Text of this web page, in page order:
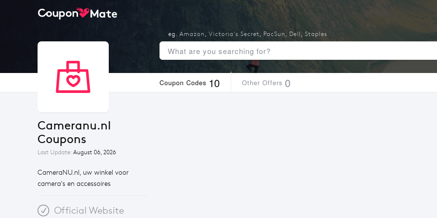
Coupon Codes 10 Other Offers 0
Cameranu.nl
Coupons
Last Update: August 06, 2026
CameraNU.nl, uw winkel voor
camera's en accessoires
Official Website
eg. Amazon , Victoria's Secret, PacSun , Dell , Staples